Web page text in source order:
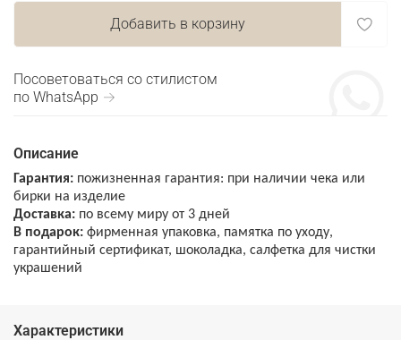
Добавить в корзину
Посоветоваться со стилистом
по WhatsApp →
Описание
Гарантия: пожизненная гарантия: при наличии чека или
бирки на изделие
Доставка: по всему миру от 3 дней
В подарок: фирменная упаковка, памятка по уходу,
гарантийный сертификат, шоколадка, салфетка для чистки
украшений
Характеристики